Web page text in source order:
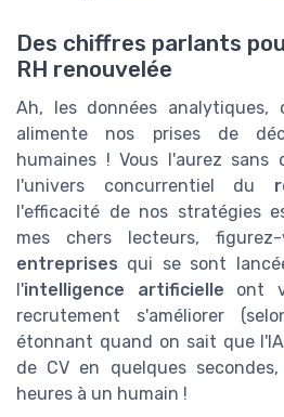
Des chiffres parlants
RH renouvelée
Ah, les données
alimente nos prises de
humaines ! Vous l'aurez sans
l'univers concurrentiel du
l'efficacité de nos stratégies
mes chers lecteurs,
entreprises qui se sont
l'intelligence artificielle ont
recrutement s'améliorer
étonnant quand on sait que
de CV en quelques
heures à un humain !